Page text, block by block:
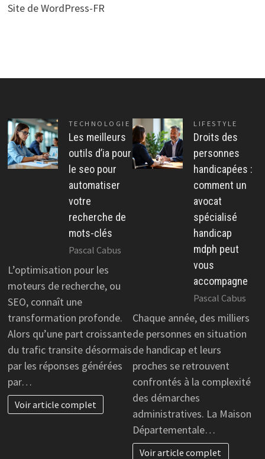
Site de WordPress-FR
TECHNOLOGIE
Les meilleurs
outils d’ia pour
le seo pour
automatiser
votre
recherche de
mots-clés
Pascal Cabus
L’optimisation pour les
moteurs de recherche, ou
SEO, connaît une
transformation profonde.
Alors qu’une part croissante
du trafic transite désormais
par les réponses générées
par…
Voir article complet
LIFESTYLE
Droits des
personnes
handicapées :
comment un
avocat
spécialisé
handicap
mdph peut
vous
accompagne
Pascal Cabus
Chaque année, des milliers
de personnes en situation
de handicap et leurs
proches se retrouvent
confrontés à la complexité
des démarches
administratives. La Maison
Départementale…
Voir article complet